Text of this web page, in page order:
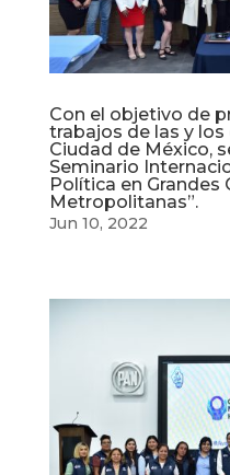
Con el objetivo de
trabajos de las y
Ciudad de México,
Seminario
Política en Grandes
Metropolitanas”.
Jun 10, 2022